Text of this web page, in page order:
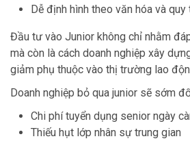
Dễ định hình theo văn hóa và
Đầu tư vào Junior không chỉ nhằm
mà còn là cách doanh nghiệp xây
giảm phụ thuộc vào thị trường lao
Doanh nghiệp bỏ qua junior sẽ sớm
Chi phí tuyển dụng senior ngày
Thiếu hụt lớp nhân sự trung gian